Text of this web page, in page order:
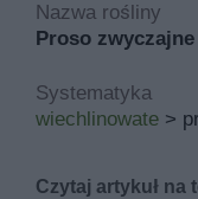
Nazwa rośliny
Proso zwyczajne
Systematyka
wiechlinowate >
Czytaj artykuł na